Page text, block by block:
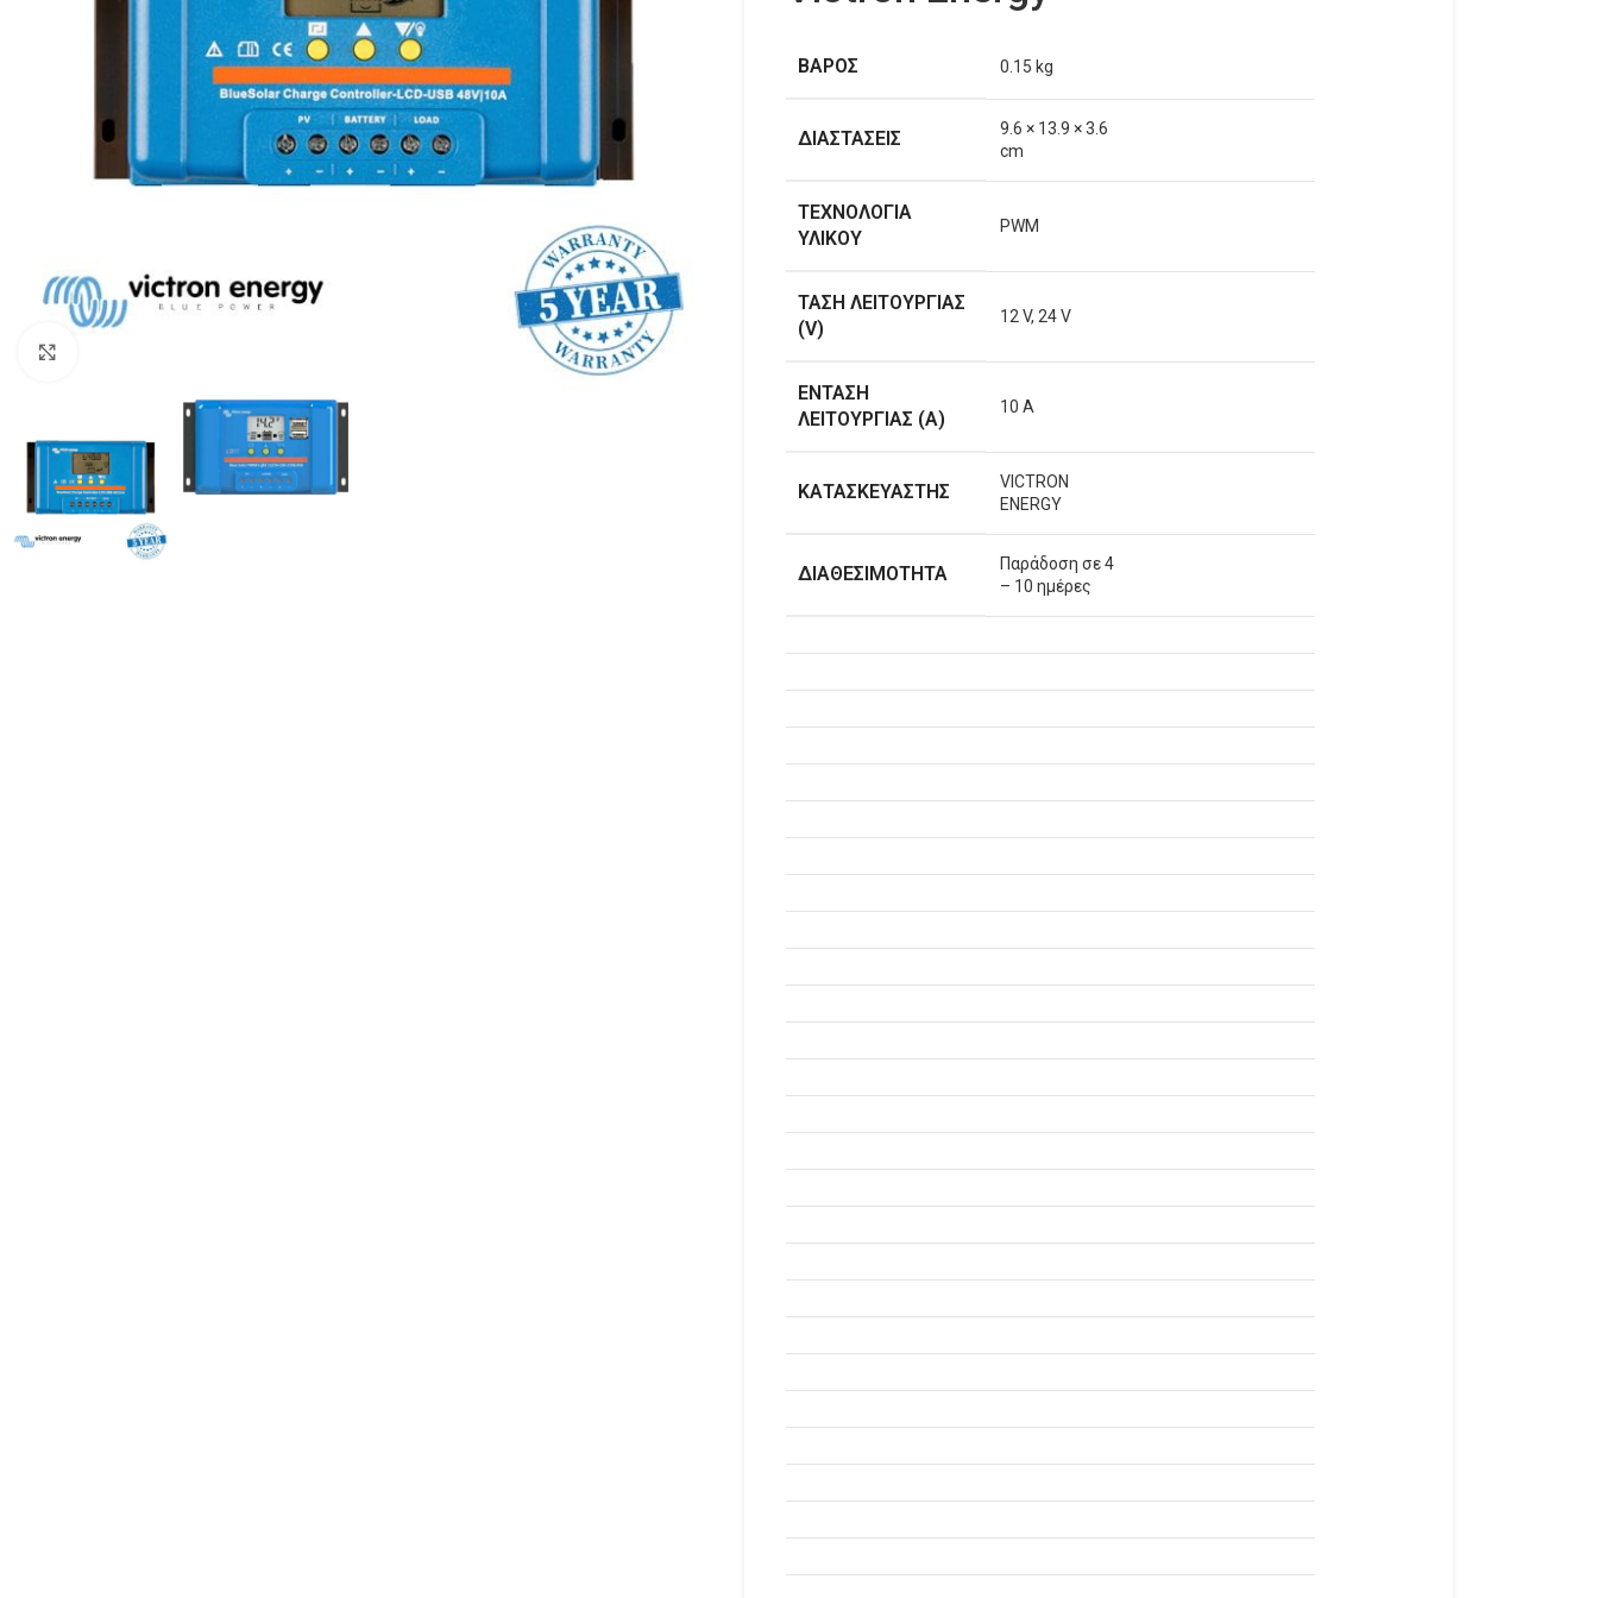
ΒΑΡΟΣ 0.15 kg
ΔΙΑΣΤΑΣΕΙΣ
9.6 × 13.9 × 3.6
cm
ΤΕΧΝΟΛΟΓΙΑ
ΥΛΙΚΟΥ
PWM
ΤΑΣΗ ΛΕΙΤΟΥΡΓΙΑΣ
(V)
12 V, 24 V
ΕΝΤΑΣΗ
ΛΕΙΤΟΥΡΓΙΑΣ (Α)
10 A
ΚΑΤΑΣΚΕΥΑΣΤΗΣ
VICTRON
ENERGY
ΔΙΑΘΕΣΙΜΟΤΗΤΑ
Παράδοση σε 4
– 10 ημέρες